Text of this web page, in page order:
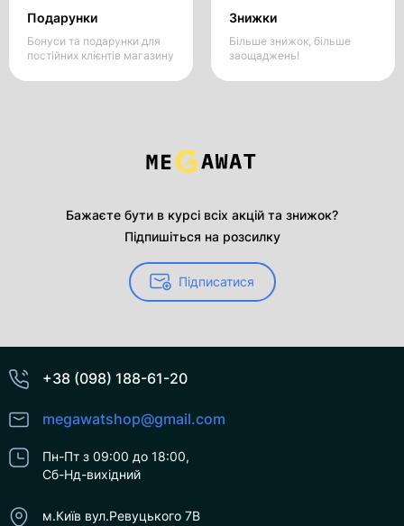
Подарунки
Бонуси та подарунки для
постійних клієнтів магазину
Знижки
Більше знижок, більше
заощаджень!
Бажаєте бути в курсі всіх акцій та знижок?
Підпишіться на розсилку
Підписатися
+38 (098) 188-61-20
megawatshop@gmail.com
Пн-Пт з 09:00 до 18:00,
Сб-Нд-вихідний
м.Київ вул.Ревуцького 7В